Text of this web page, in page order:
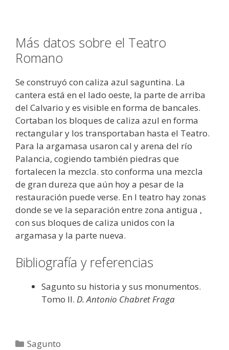
Más datos sobre el Teatro
Romano
Se construyó con caliza azul saguntina. La
cantera está en el lado oeste, la parte de arriba
del Calvario y es visible en forma de bancales.
Cortaban los bloques de caliza azul en forma
rectangular y los transportaban hasta el Teatro.
Para la argamasa usaron cal y arena del río
Palancia, cogiendo también piedras que
fortalecen la mezcla. sto conforma una mezcla
de gran dureza que aún hoy a pesar de la
restauración puede verse. En l teatro hay zonas
donde se ve la separación entre zona antigua ,
con sus bloques de caliza unidos con la
argamasa y la parte nueva.
Bibliografía y referencias
Sagunto su historia y sus monumentos.
Tomo II. D. Antonio Chabret Fraga
Categorías
Sagunto